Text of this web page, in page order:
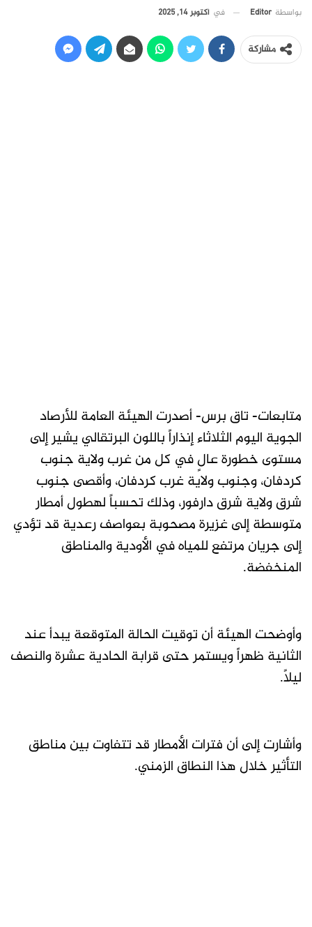
بواسطة Editor في أكتوبر 14, 2025
مشاركة
متابعات- تاق برس- أصدرت الهيئة العامة للأرصاد
الجوية اليوم الثلاثاء إنذاراً باللون البرتقالي يشير إلى
مستوى خطورة عالٍ في كل من غرب ولاية جنوب
كردفان، وجنوب ولاية غرب كردفان، وأقصى جنوب
شرق ولاية شرق دارفور، وذلك تحسباً لهطول أمطار
متوسطة إلى غزيرة مصحوبة بعواصف رعدية قد تؤدي
إلى جريان مرتفع للمياه في الأودية والمناطق
المنخفضة.
وأوضحت الهيئة أن توقيت الحالة المتوقعة يبدأ عند
الثانية ظهراً ويستمر حتى قرابة الحادية عشرة والنصف
ليلاً.
وأشارت إلى أن فترات الأمطار قد تتفاوت بين مناطق
التأثير خلال هذا النطاق الزمني.